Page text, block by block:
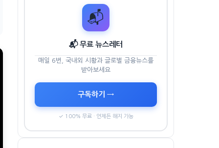
📬
📬 무료 뉴스레터
매일 6번, 국내외 시황과 글로벌 금융뉴스를
받아보세요
구독하기 →
✓ 100% 무료 · 언제든 해지 가능